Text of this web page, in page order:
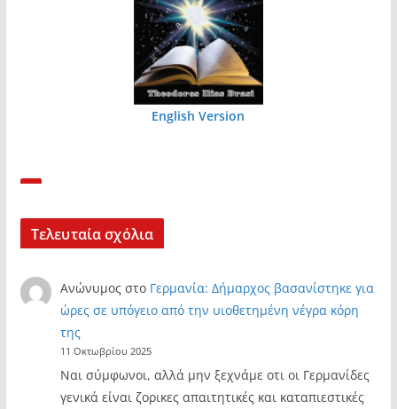
English Version
Τελευταία σχόλια
Ανώνυμος στο Γερμανία: Δήμαρχος βασανίστηκε για
ώρες σε υπόγειο από την υιοθετημένη νέγρα κόρη
της
11 Οκτωβρίου 2025
Ναι σύμφωνοι, αλλά μην ξεχνάμε οτι οι Γερμανίδες
γενικά είναι ζορικες απαιτητικές και καταπιεστικές